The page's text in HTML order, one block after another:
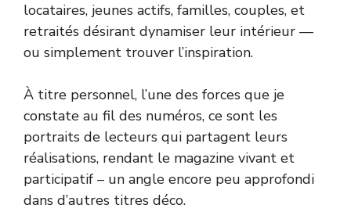
locataires, jeunes actifs, familles, couples, et
retraités désirant dynamiser leur intérieur —
ou simplement trouver l’inspiration.
À titre personnel, l’une des forces que je
constate au fil des numéros, ce sont les
portraits de lecteurs qui partagent leurs
réalisations, rendant le magazine vivant et
participatif – un angle encore peu approfondi
dans d’autres titres déco.